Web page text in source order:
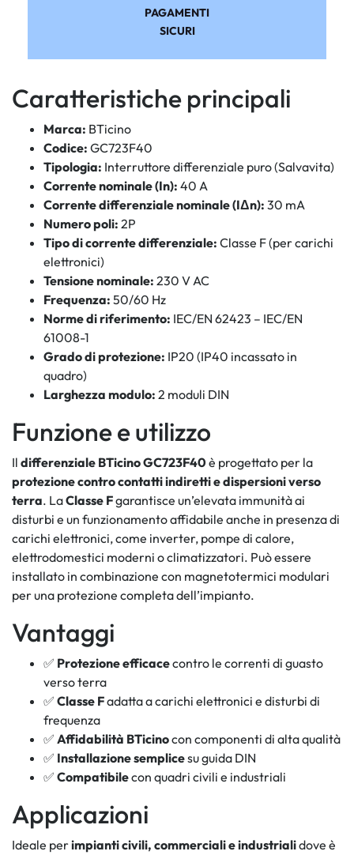
PAGAMENTI
SICURI
Caratteristiche principali
Marca: BTicino
Codice: GC723F40
Tipologia: Interruttore differenziale puro (Salvavita)
Corrente nominale (In): 40 A
Corrente differenziale nominale (IΔn): 30 mA
Numero poli: 2P
Tipo di corrente differenziale: Classe F (per carichi
elettronici)
Tensione nominale: 230 V AC
Frequenza: 50/60 Hz
Norme di riferimento: IEC/EN 62423 – IEC/EN
61008-1
Grado di protezione: IP20 (IP40 incassato in
quadro)
Larghezza modulo: 2 moduli DIN
Funzione e utilizzo
Il differenziale BTicino GC723F40è progettato per la
protezione contro contatti indiretti e dispersioni verso
terra. LaClasse Fgarantisce un’elevata immunità ai
disturbi e un funzionamento affidabile anche in presenza di
carichi elettronici, come inverter, pompe di calore,
elettrodomestici moderni o climatizzatori. Può essere
installato in combinazione con magnetotermici modulari
per una protezione completa dell’impianto.
Vantaggi
✅ Protezione efficacecontro le correnti di guasto
verso terra
✅ Classe Fadatta a carichi elettronici e disturbi di
frequenza
✅ Affidabilità BTicinocon componenti di alta qualità
✅ Installazione semplicesu guida DIN
✅ Compatibilecon quadri civili e industriali
Applicazioni
Ideale perimpianti civili, commerciali e industrialidove è